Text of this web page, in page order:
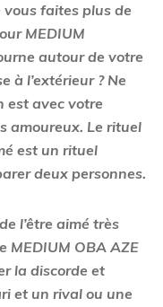
vous faites plus de
MEDIUM
autour de votre
à l’extérieur ? Ne
est avec votre
amoureux. Le rituel
est un rituel
deux personnes.
l’être aimé très
MEDIUM OBA AZE
la discorde et
et un rival ou une